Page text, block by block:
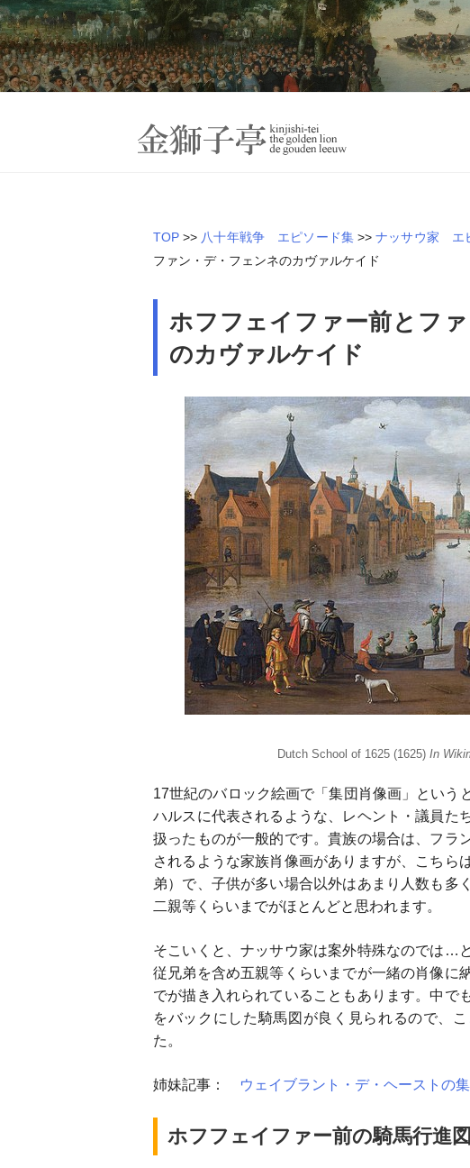
Skip
to
content
オランダ近世史―八十
TOP >> 八十年戦争 エピソード集 >>ナッサウ家 エ
ファン・デ・フェンネのカヴァルケイド
ホフフェイファー前とフ
のカヴァルケイド
Dutch School of 1625 (1625)In
17世紀のバロック絵画で「集団肖像画」という
ハルスに代表されるような、レヘント・議員た
扱ったものが一般的です。貴族の場合は、フラ
されるような家族肖像画がありますが、こちら
弟）で、子供が多い場合以外はあまり人数も多
二親等くらいまでがほとんどと思われます。
そこいくと、ナッサウ家は案外特殊なのでは…
従兄弟を含め五親等くらいまでが一緒の肖像に
でが描き入れられていることもあります。中で
をバックにした騎馬図が良く見られるので、
た。
姉妹記事： ウェイブラント・デ・ヘーストの
ホフフェイファー前の騎馬行進図